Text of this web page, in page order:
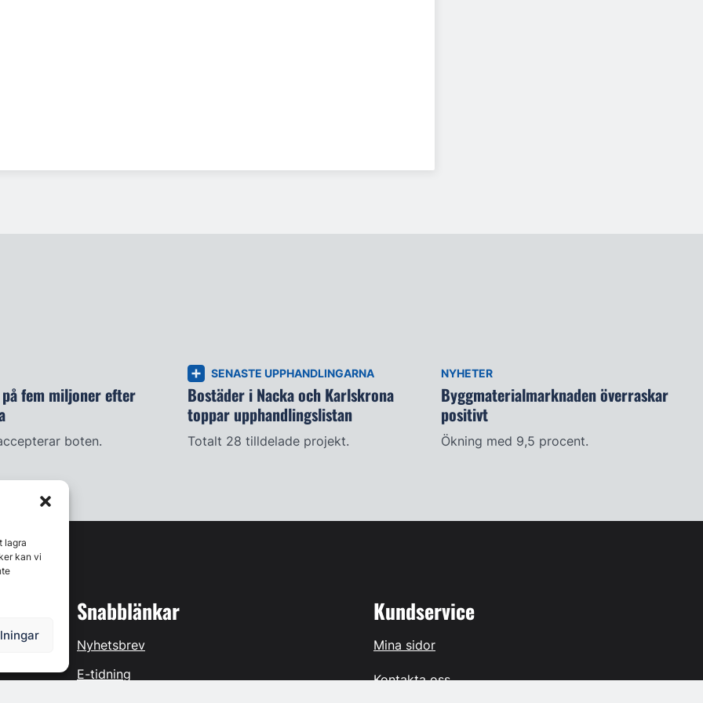
lagra
kan vi
på fem miljoner efter
boten.
SENASTE UPPHANDLINGARNA
Bostäder i Nacka och Karlskrona
toppar upphandlingslistan
Totalt 28 tilldelade projekt.
NYHETER
Byggmaterialmarknaden överraskar
positivt
Ökning med 9,5 procent.
Snabblänkar
Nyhetsbrev
E-tidning
Kundservice
Mina sidor
Kontakta oss